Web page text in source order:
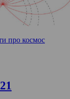
про космос